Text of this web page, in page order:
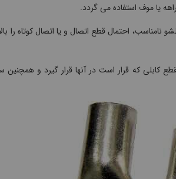
یا موف استفاده می گردد.
نامناسب، احتمال قطع اتصال و یا اتصال کوتاه را
کابلی که قرار است در آنها قرار گیرد و همچنین